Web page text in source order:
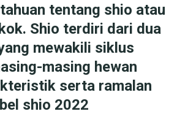
tentang shio atau
Shio terdiri dari dua
mewakili siklus
masing hewan
serta ramalan
shio 2022